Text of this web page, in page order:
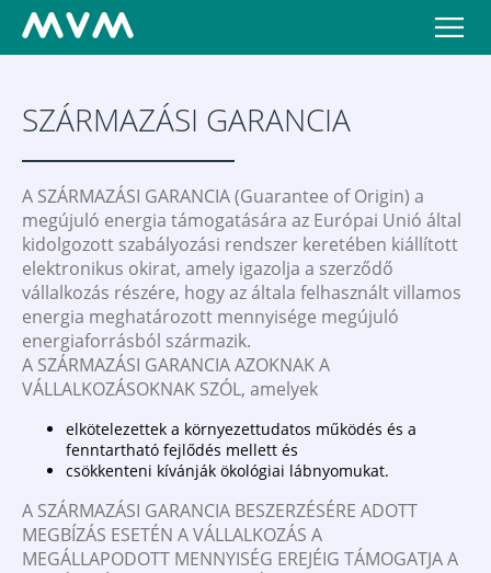
SZÁRMAZÁSI GARANCIA
A SZÁRMAZÁSI GARANCIA (Guarantee of Origin) a
megújuló energia támogatására az Európai Unió által
kidolgozott szabályozási rendszer keretében kiállított
elektronikus okirat, amely igazolja a szerződő
vállalkozás részére, hogy az általa felhasznált villamos
energia meghatározott mennyisége megújuló
energiaforrásból származik.
A SZÁRMAZÁSI GARANCIA AZOKNAK A
VÁLLALKOZÁSOKNAK SZÓL, amelyek
elkötelezettek a környezettudatos működés és a
fenntartható fejlődés mellett és
csökkenteni kívánják ökológiai lábnyomukat.
A SZÁRMAZÁSI GARANCIA BESZERZÉSÉRE ADOTT
MEGBÍZÁS ESETÉN A VÁLLALKOZÁS A
MEGÁLLAPODOTT MENNYISÉG EREJÉIG TÁMOGATJA A